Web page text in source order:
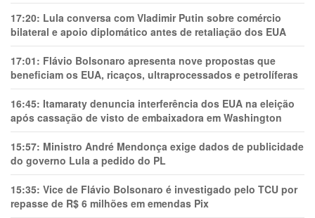
17:20: Lula conversa com Vladimir Putin sobre comércio
bilateral e apoio diplomático antes de retaliação dos EUA
17:01: Flávio Bolsonaro apresenta nove propostas que
beneficiam os EUA, ricaços, ultraprocessados e petrolíferas
16:45: Itamaraty denuncia interferência dos EUA na eleição
após cassação de visto de embaixadora em Washington
15:57: Ministro André Mendonça exige dados de publicidade
do governo Lula a pedido do PL
15:35: Vice de Flávio Bolsonaro é investigado pelo TCU por
repasse de R$ 6 milhões em emendas Pix